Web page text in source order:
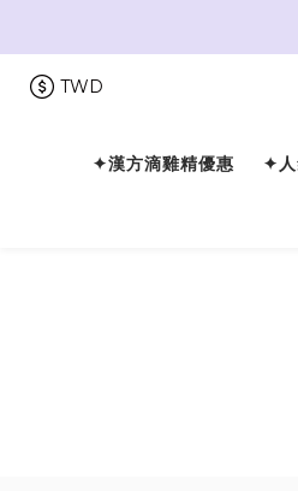
TWD
✦漢方滴雞精優惠 ✦人